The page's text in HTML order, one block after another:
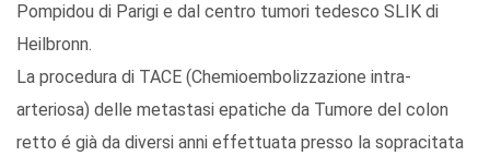
Pompidou di Parigi e dal centro tumori tedesco SLIK di
Heilbronn.
La procedura di TACE (Chemioembolizzazione intra-
arteriosa) delle metastasi epatiche da Tumore del colon
retto é già da diversi anni effettuata presso la sopracitata